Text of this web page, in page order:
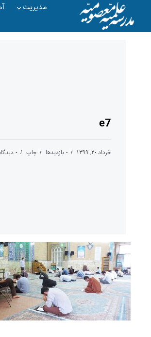
مدیریت
e7
خرداد ۲۰, ۱۳۹۹ ۰ بازدیدها چاپ ۰ دیدگاه ها